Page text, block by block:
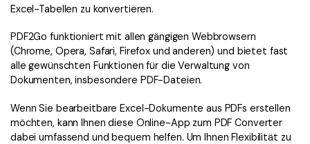
Excel-Tabellen zu konvertieren.
PDF2Go funktioniert mit allen gängigen Webbrowsern
(Chrome, Opera, Safari, Firefox und anderen) und bietet fast
alle gewünschten Funktionen für die Verwaltung von
Dokumenten, insbesondere PDF-Dateien.
Wenn Sie bearbeitbare Excel-Dokumente aus PDFs erstellen
möchten, kann Ihnen diese Online-App zum PDF Converter
dabei umfassend und bequem helfen. Um Ihnen Flexibilität zu